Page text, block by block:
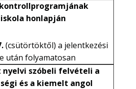
honlapján
(csütörtöktől) a jelentkezési
után folyamatosan
nyelvi szóbeli felvételi a
és a kiemelt angol